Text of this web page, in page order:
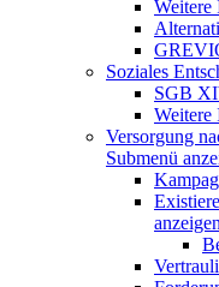
Weitere
Soziales
SGB
Weitere
Versorgung
Submenü
anzeigen